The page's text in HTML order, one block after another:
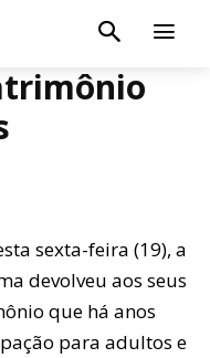
sexta-feira (19), a
devolveu aos seus
que há anos
para adultos e